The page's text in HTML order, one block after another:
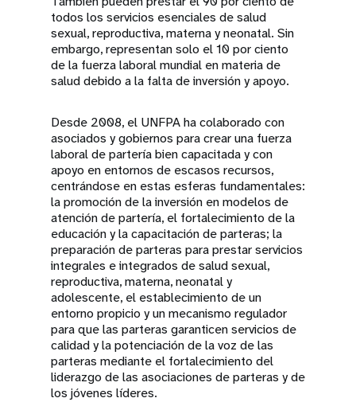
todos los servicios esenciales de salud
sexual, reproductiva, materna y neonatal. Sin
embargo, representan solo el 10 por ciento
de la fuerza laboral mundial en materia de
salud debido a la falta de inversión y apoyo.
Desde 2008, el UNFPA ha colaborado con
asociados y gobiernos para crear una fuerza
laboral de partería bien capacitada y con
apoyo en entornos de escasos recursos,
centrándose en estas esferas fundamentales:
la promoción de la inversión en modelos de
atención de partería, el fortalecimiento de la
educación y la capacitación de parteras; la
preparación de parteras para prestar servicios
integrales e integrados de salud sexual,
reproductiva, materna, neonatal y
adolescente, el establecimiento de un
entorno propicio y un mecanismo regulador
para que las parteras garanticen servicios de
calidad y la potenciación de la voz de las
parteras mediante el fortalecimiento del
liderazgo de las asociaciones de parteras y de
los jóvenes líderes.